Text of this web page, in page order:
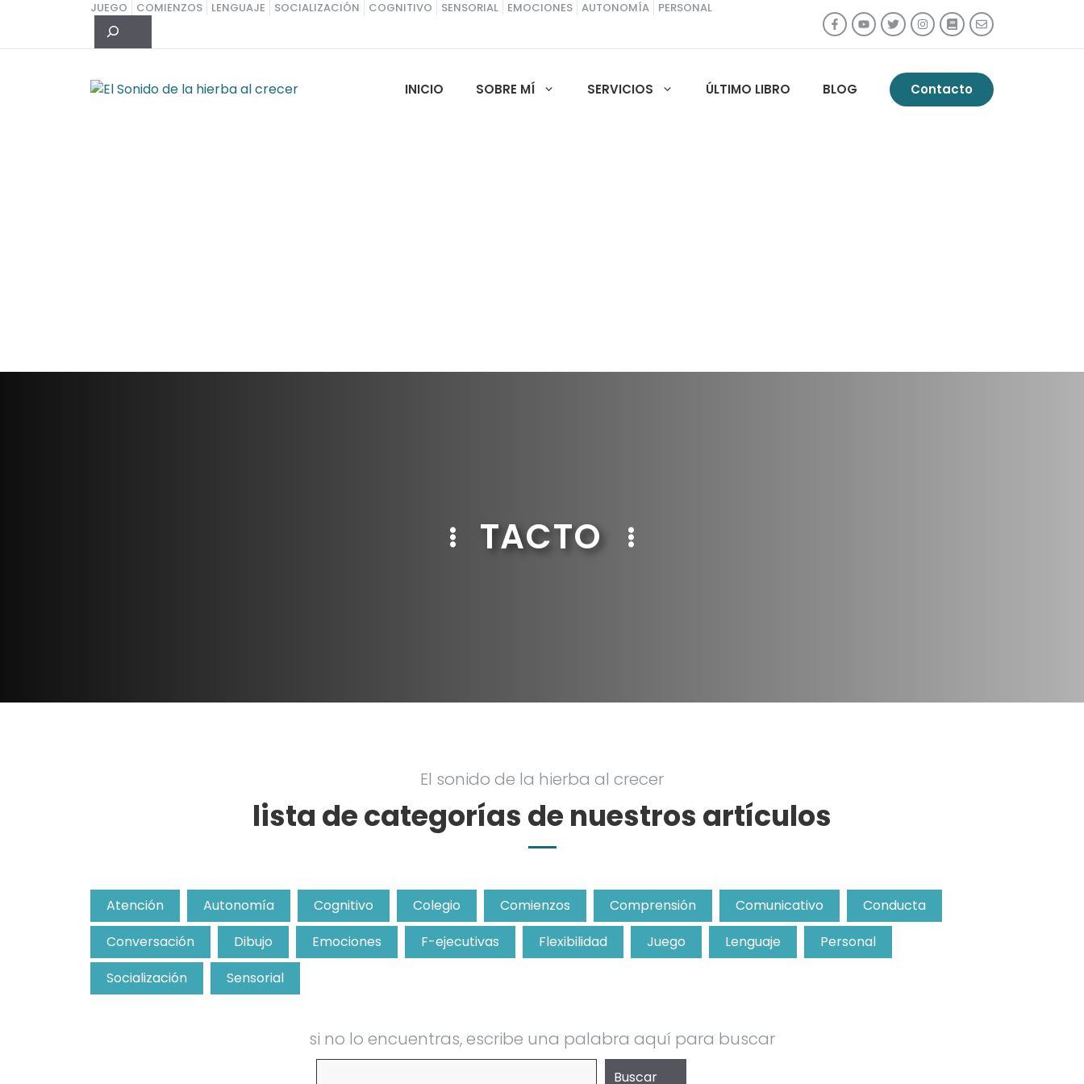
contenido
JUEGO COMIENZOS LENGUAJE SOCIALIZACIÓN COGNITIVO SENSORIAL EMOCIONES AUTONOMÍA PERSONAL
Buscar
INICIO SOBRE MÍ SERVICIOS ÚLTIMO LIBRO BLOG Contacto
TACTO
El sonido de la hierba al crecer
lista de categorías de nuestros artículos
Atención Autonomía Cognitivo Colegio Comienzos Comprensión Comunicativo
Conducta
Conversación
Dibujo Emociones F-ejecutivas Flexibilidad Juego Lenguaje
Personal
Socialización
Sensorial
si no lo encuentras, escribe una palabra aquí para buscar
Buscar